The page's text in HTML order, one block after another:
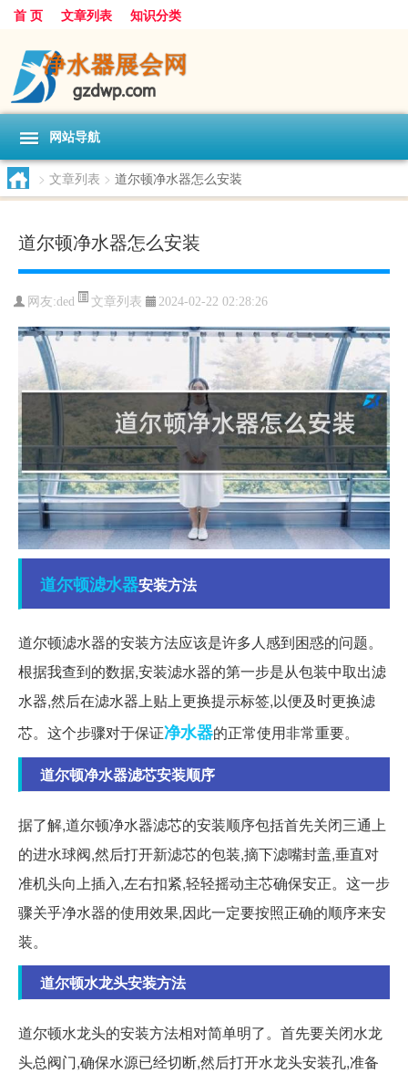
首 页 文章列表 知识分类
网站导航
> 文章列表 > 道尔顿净水器怎么安装
道尔顿净水器怎么安装
网友:ded 文章列表 2024-02-22 02:28:26
道尔顿滤水器安装方法
道尔顿滤水器的安装方法应该是许多人感到困惑的问题。
根据我查到的数据,安装滤水器的第一步是从包装中取出滤
水器,然后在滤水器上贴上更换提示标签,以便及时更换滤
芯。这个步骤对于保证净水器的正常使用非常重要。
道尔顿净水器滤芯安装顺序
据了解,道尔顿净水器滤芯的安装顺序包括首先关闭三通上
的进水球阀,然后打开新滤芯的包装,摘下滤嘴封盖,垂直对
准机头向上插入,左右扣紧,轻轻摇动主芯确保安正。这一步
骤关乎净水器的使用效果,因此一定要按照正确的顺序来安
装。
道尔顿水龙头安装方法
道尔顿水龙头的安装方法相对简单明了。首先要关闭水龙
头总阀门,确保水源已经切断,然后打开水龙头安装孔,准备